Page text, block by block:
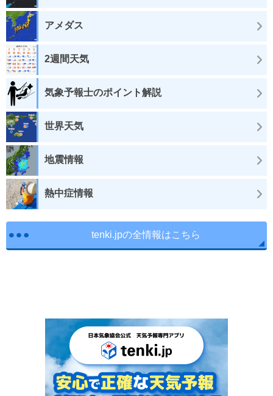
アメダス
2週間天気
気象予報士のポイント解説
世界天気
地震情報
熱中症情報
tenki.jpの全情報はこちら